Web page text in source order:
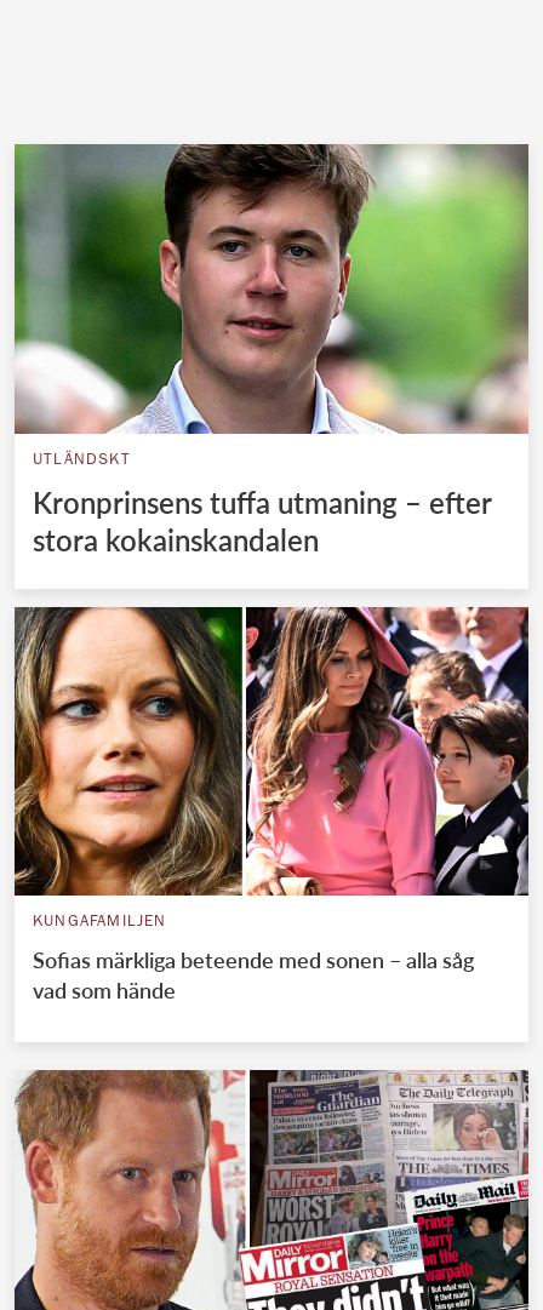
UTLÄNDSKT
Kronprinsens tuffa utmaning – efter
stora kokainskandalen
KUNGAFAMILJEN
Sofias märkliga beteende med sonen – alla såg
vad som hände